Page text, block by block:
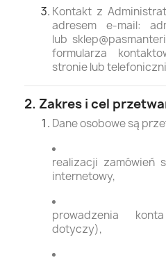
Kontakt z
adresem e-mail:
lub
formularza
stronie lub
2. Zakres i cel
Dane osobowe są
realizacji zamówień
internetowy,
prowadzenia
dotyczy),